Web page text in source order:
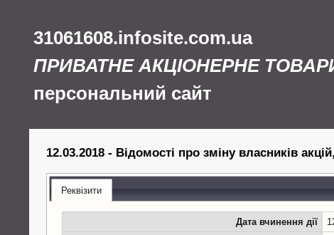
31061608.infosite.com.ua
ПРИВАТНЕ АКЦІОНЕРНЕ
персональний сайт
12.03.2018 - Відомості про зміну власників
Реквізити
Дата вчинення дії